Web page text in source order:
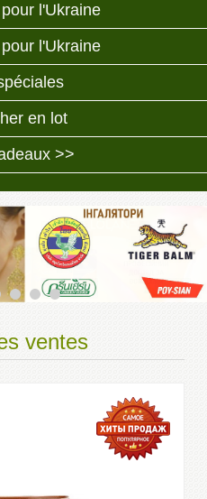
l'Ukraine
l'Ukraine
en lot
>>
ventes